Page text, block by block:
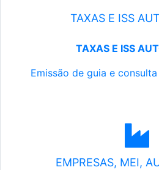
TAXAS E ISS
TAXAS E ISS
Emissão de guia e
EMPRESAS, MEI,